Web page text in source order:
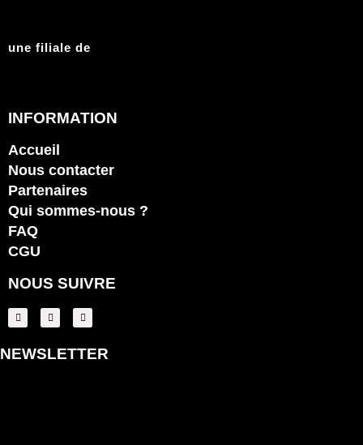
une filiale de
INFORMATION
Accueil
Nous contacter
Partenaires
Qui sommes-nous ?
FAQ
CGU
NOUS SUIVRE
NEWSLETTER